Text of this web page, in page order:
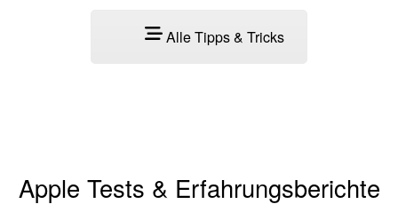
Alle Tipps & Tricks
Apple Tests & Erfahrungsberichte